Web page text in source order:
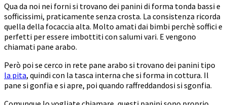
Qua da noi nei forni si trovano dei panini di forma tonda bassi e
sofficissimi, praticamente senza crosta. La consistenza ricorda
quella della focaccia alta. Molto amati dai bimbi perchè soffici e
perfetti per essere imbottiti con salumi vari. E vengono
chiamati pane arabo.
Però poi se cerco in rete pane arabo si trovano dei panini tipo
la pita, quindi con la tasca interna che si forma in cottura. Il
pane si gonfia e si apre, poi quando raffreddandosi si sgonfia.